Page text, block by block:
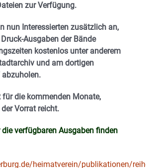
zur Verfügung.
nun Interessierten zusätzlich an,
Ausgaben der Bände
kostenlos unter anderem
und am dortigen
abzuholen.
für die kommenden Monate,
Vorrat reicht.
die verfügbaren Ausgaben finden
heimatverein/publikationen/